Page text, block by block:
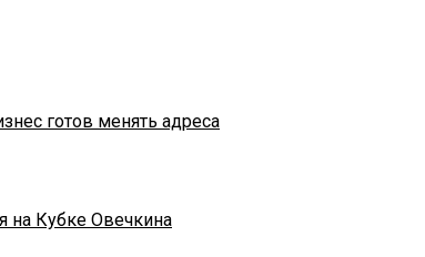
готов менять адреса
на Кубке Овечкина